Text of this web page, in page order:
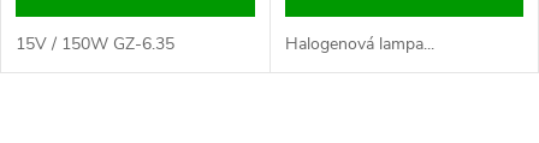
15V / 150W GZ-6.35 Halogenová lampa...